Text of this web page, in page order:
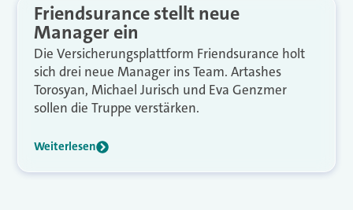
Friendsurance stellt neue
Manager ein
Die Versicherungsplattform Friendsurance holt
sich drei neue Manager ins Team. Artashes
Torosyan, Michael Jurisch und Eva Genzmer
sollen die Truppe verstärken.
Weiterlesen